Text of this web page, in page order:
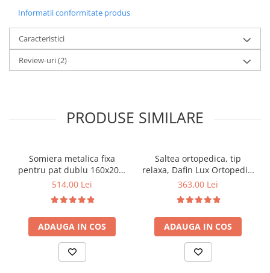
Informatii conformitate produs
Caracteristici
Review-uri(2)
PRODUSE SIMILARE
Somiera metalica fixa
pentru pat dublu 160x200,
6 picioare, 32 lamele lemn
saltea ferm, negru
514,00 Lei
ADAUGA IN COS
Saltea ortopedica, tip
relaxa, Dafin Lux Ortopedic,
90x200x21cm, fermitate
tip Bonell, fata vara-iarna,
sistem de aerisire cu
butoni, Salt Confort
363,00 Lei
ADAUGA IN COS